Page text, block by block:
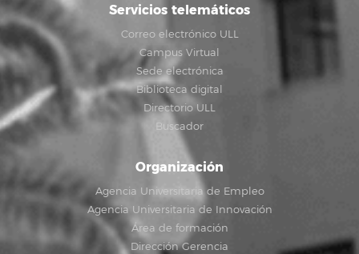
Servicios telemáticos
Correo electrónico ULL
Campus Virtual
Sede electrónica
Biblioteca digital
Directorio ULL
Buscador
Organización
Agencia Universitaria de Empleo
Agencia Universitaria de Innovación
Área de formación
Dirección Gerencia